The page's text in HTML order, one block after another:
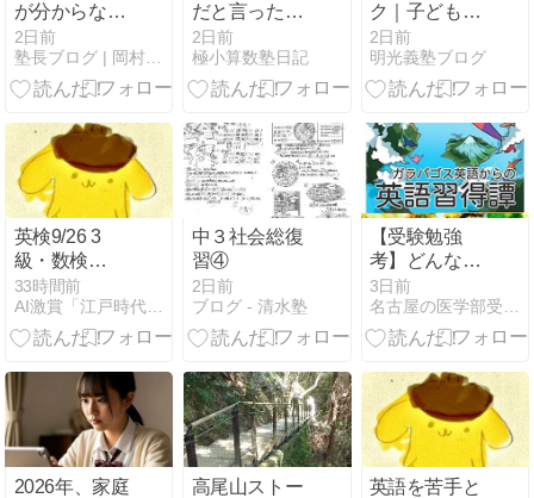
が分からな
い？】便利な
言葉だよね
ー、でもね間
ね、それ。
2日前
塾長ブログ | 岡村塾 大阪茨木の学習塾
だと言ったの
に
2日前
極小算数塾日記
ク｜子どもの
学力が伸びる
仕組み～一人
ひとりに合わ
成績アップへ
の近道です～
2日前
明光義塾ブログ
英検9/26 3
級・数検
10/10・3級4
級 両方８/２２
締切 内申加点
33時間前
中３社会総復
習④
2日前
ブログ - 清水塾
【受験勉強
考】どんな些
細なテストで
も、一度でも
勝てると思え
につながらな
い。
3日前
2026年、家庭
高尾山ストー
英語を苦手と